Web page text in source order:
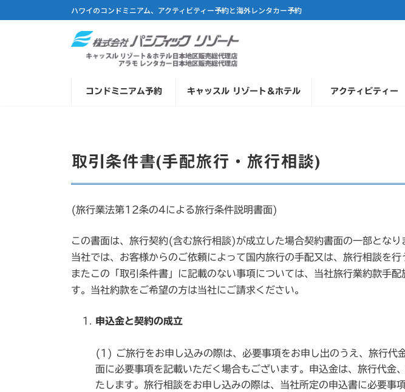
ン
ビ
ハワイのコンドミニアム、アクティビティー予約と海外レンタカー予約
コンドミニアム予約 キャッスル リゾート＆ホテル アクティビティー
取引条件書(手配旅行・旅行相談)
(旅行業法第12条の4による旅行条件説明書面)
この書面は、旅行契約(含む旅行相談)が成立した場合契約書面の一部となり
当社では、お客様からのご依頼によって国内旅行の手配又は、旅行相談を
またこの「取引条件書」に記載のない事項については、当社旅行業約款手
す。当社約款をご希望の方は当社にご請求ください。
申込金と契約の成立
(1) ご旅行をお申し込みの際は、必要事項をお申し出のうえ、旅行
面に必要事項を記載いただく場合もございます。申込金は、旅行代
たします。旅行相談をお申し込みの際は、当社所定の申込書に必要事